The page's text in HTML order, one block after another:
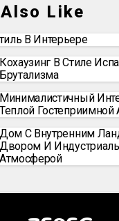
Like
В Интерьере
Кохаузинг В Стиле
Брутализма
Минималистичный
Теплой
Дом С Внутренним
Двором И
Атмосферой